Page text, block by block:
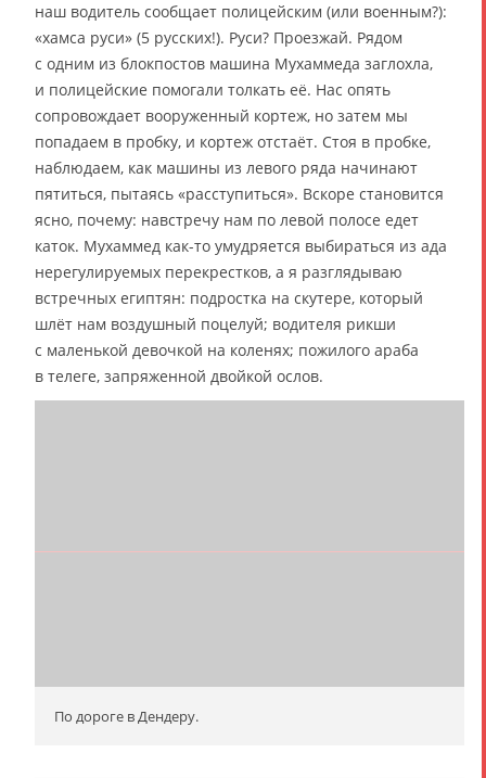
наш водитель сообщает полицейским (или военным?):
«хамса руси» (5 русских!). Руси? Проезжай. Рядом
с одним из блокпостов машина Мухаммеда заглохла,
и полицейские помогали толкать её. Нас опять
сопровождает вооруженный кортеж, но затем мы
попадаем в пробку, и кортеж отстаёт. Стоя в пробке,
наблюдаем, как машины из левого ряда начинают
пятиться, пытаясь «расступиться». Вскоре становится
ясно, почему: навстречу нам по левой полосе едет
каток. Мухаммед как-то умудряется выбираться из ада
нерегулируемых перекрестков, а я разглядываю
встречных египтян: подростка на скутере, который
шлёт нам воздушный поцелуй; водителя рикши
с маленькой девочкой на коленях; пожилого араба
в телеге, запряженной двойкой ослов.
По дороге в Дендеру.